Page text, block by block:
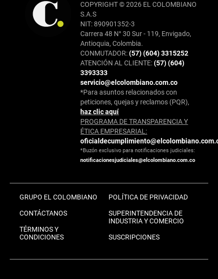
COPYRIGHT © 2026 EL COLOMBIANO
S.A.S
NIT: 890901352-3
Carrera 48 N° 30 Sur - 119, Envigado,
Antioquia, Colombia.
CONMUTADOR:(57) (604) 3315252
ATENCIÓN AL CLIENTE:(57) (604)
3393333
servicio@elcolombiano.com.co
*Para asuntos relacionados con
peticiones, quejas y reclamos (PQR),
haz clic aquí
PROGRAMA DE TRANSPARENCIA Y
ÉTICA EMPRESARIAL:
*Buzón exclusivo para notificaciones judiciales:
notificacionesjudiciales@elcolombiano.com.co
GRUPO EL COLOMBIANO
CONTÁCTANOS
TÉRMINOS Y
CONDICIONES
POLÍTICA DE PRIVACIDAD
SUPERINTENDENCIA DE
INDUSTRIA Y COMERCIO
SUSCRIPCIONES